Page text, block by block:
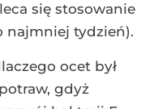
się stosowanie
najmniej tydzień).
ocet był
gdyż